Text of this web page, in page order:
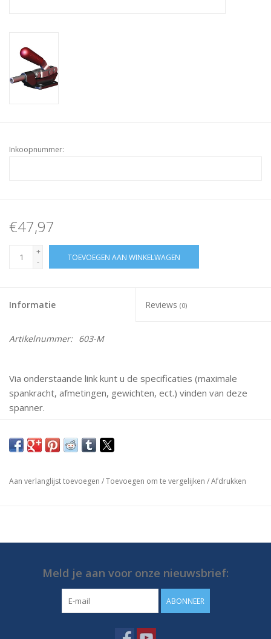
Inkoopnummer:
€47,97
+
-
TOEVOEGEN AAN WINKELWAGEN
Informatie Reviews (0)
Artikelnummer: 603-M
Via onderstaande link kunt u de specificaties (maximale
spankracht, afmetingen, gewichten, ect.) vinden van deze
spanner.
Mochten er vragen zijn neem dan gerust contact met ons
op.
https://media.destaco.com/assetbank-
Aan verlanglijst toevoegen /Toevoegen om te vergelijken /Afdrukken
Meld je aan voor onze nieuwsbrief:
ABONNEER